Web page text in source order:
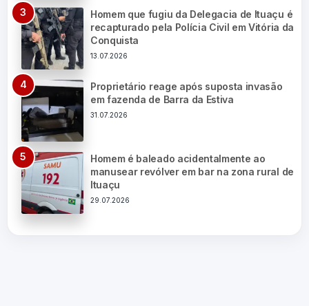
Homem que fugiu da Delegacia de Ituaçu é
recapturado pela Polícia Civil em Vitória da
Conquista
13.07.2026
Proprietário reage após suposta invasão
em fazenda de Barra da Estiva
31.07.2026
Homem é baleado acidentalmente ao
manusear revólver em bar na zona rural de
Ituaçu
29.07.2026